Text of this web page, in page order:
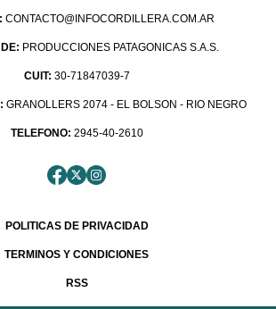
CONTACTO@INFOCORDILLERA.COM.AR
PRODUCCIONES PATAGONICAS S.A.S.
CUIT: 30-71847039-7
GRANOLLERS 2074 - EL BOLSON - RIO NEGRO
TELEFONO: 2945-40-2610
POLITICAS DE PRIVACIDAD
TERMINOS Y CONDICIONES
RSS